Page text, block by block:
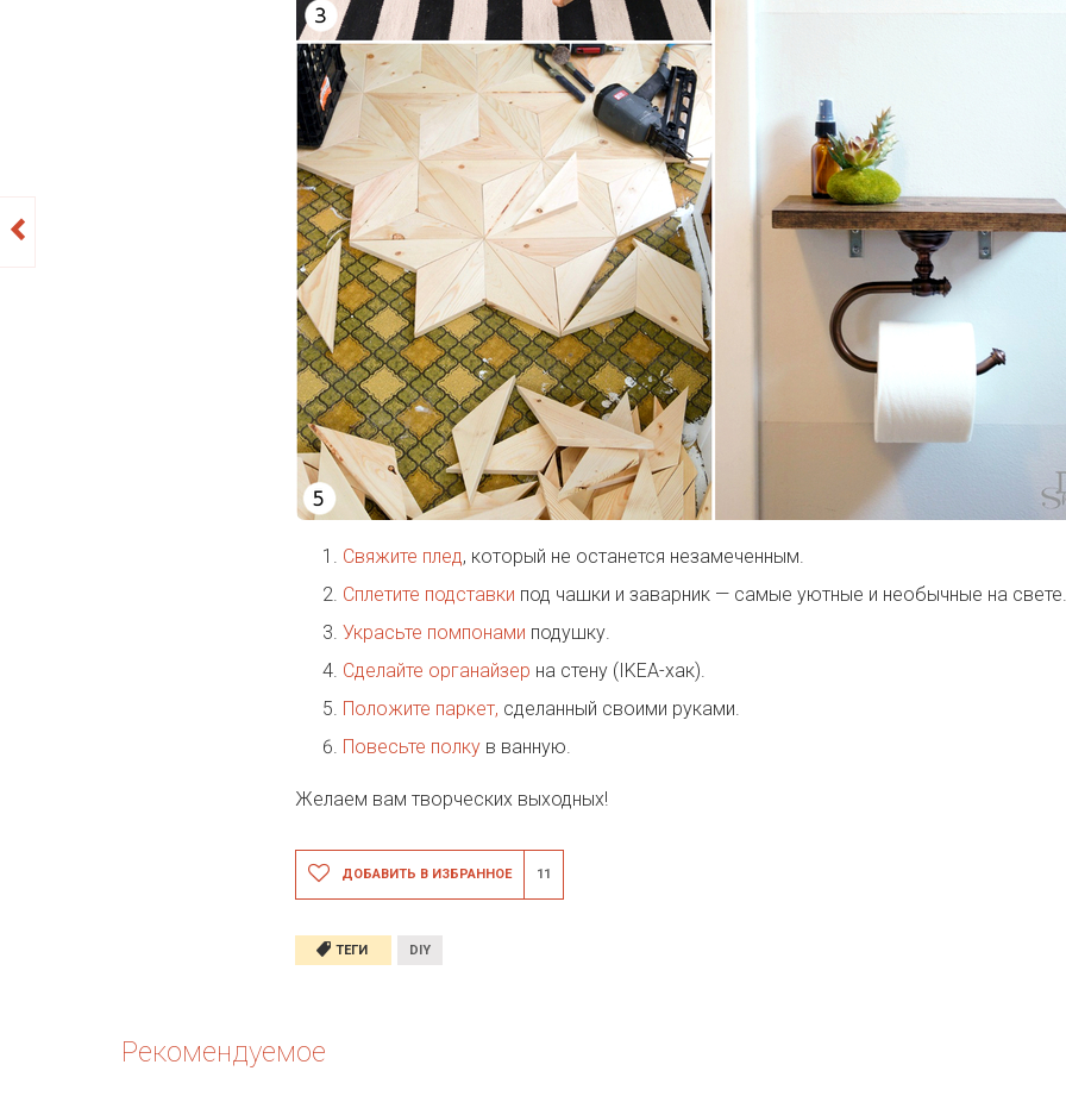
Свяжите плед, который не останется незамеченным.
Сплетите подставки под чашки и заварник — самые уютные и необычные на
Украсьте помпонами подушку.
Сделайте органайзер на стену (IKEA-хак).
Положите паркет, сделанный своими руками.
Повесьте полку в ванную.
Желаем вам творческих выходных!
ДОБАВИТЬ В ИЗБРАННОЕ 11
ТЕГИ DIY
Рекомендуемое